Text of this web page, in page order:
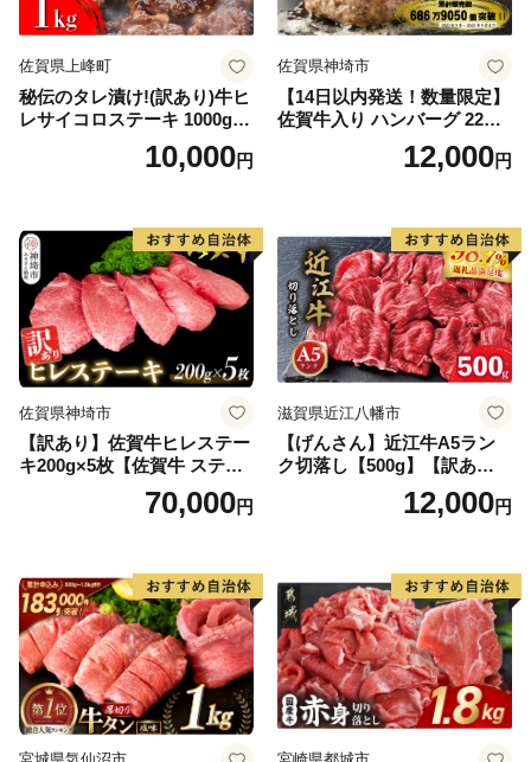
佐賀県上峰町
秘伝のタレ漬け!(訳あり)牛ヒ
レサイコロステーキ 1000g
10,000円
佐賀県神埼市
【14日以内発送！数量限定】
佐賀牛入り ハンバーグ 22個
2.6kg(120g×22個)【佐賀牛
黒毛和牛 ブランド牛 九州 ハ
気】(H083106)
12,000円
佐賀県神埼市
【訳あり】佐賀牛ヒレステー
キ200g×5枚【佐賀牛 ステー
キ ブランド肉 ヒレ肉 フィレ
肉 ジューシー ヘルシー】(H0
70,000円
滋賀県近江八幡市
【げんさん】近江牛A5ラン
ク切落し【500g】【訳あり】
12,000円